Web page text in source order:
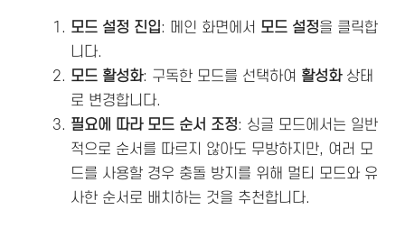
모드 설정 진입: 메인 화면에서 모드 설정을 클릭합
니다.
모드 활성화: 구독한 모드를 선택하여 활성화상태
로 변경합니다.
필요에 따라 모드 순서 조정: 싱글 모드에서는 일반
적으로 순서를 따르지 않아도 무방하지만, 여러 모
드를 사용할 경우 충돌 방지를 위해 멀티 모드와 유
사한 순서로 배치하는 것을 추천합니다.